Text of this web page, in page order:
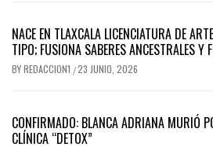
NACE EN TLAXCALA LICENCIATURA DE
TIPO; FUSIONA SABERES ANCESTRALES Y
BYREDACCION1 /23 JUNIO, 2026
CONFIRMADO: BLANCA ADRIANA MURIÓ
CLÍNICA “DETOX”